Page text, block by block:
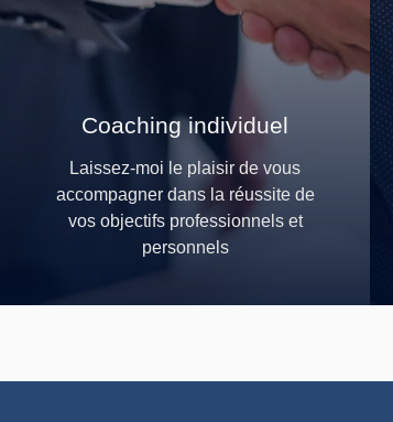
Coaching individuel
Laissez-moi le plaisir de vous
accompagner dans la réussite de
vos objectifs professionnels et
personnels